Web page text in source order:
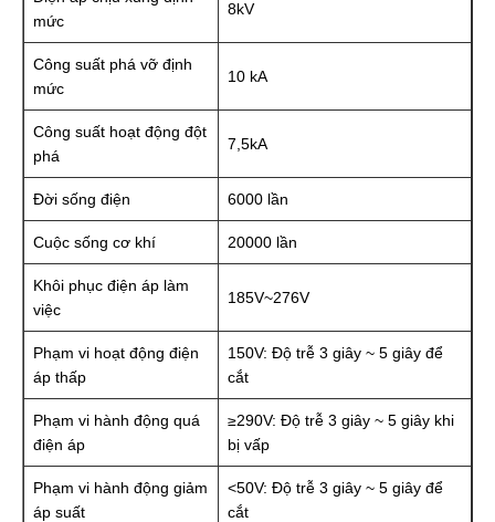
mức
8kV
Công suất phá vỡ định
mức
10 kA
Công suất hoạt động đột
phá
7,5kA
Đời sống điện 6000 lần
Cuộc sống cơ khí 20000 lần
Khôi phục điện áp làm
việc
185V~276V
Phạm vi hoạt động điện
áp thấp
150V: Độ trễ 3 giây ~ 5 giây để
cắt
Phạm vi hành động quá
điện áp
≥290V: Độ trễ 3 giây ~ 5 giây khi
bị vấp
Phạm vi hành động giảm
áp suất
<50V: Độ trễ 3 giây ~ 5 giây để
cắt